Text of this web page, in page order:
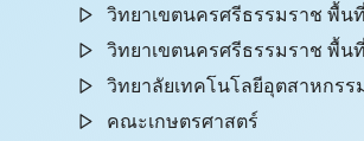
วิทยาเขตนครศรีธรรมราช พื้น
วิทยาเขตนครศรีธรรมราช พื้น
วิทยาลัยเทคโนโลยีอุตสาหกรร
คณะเกษตรศาสตร์